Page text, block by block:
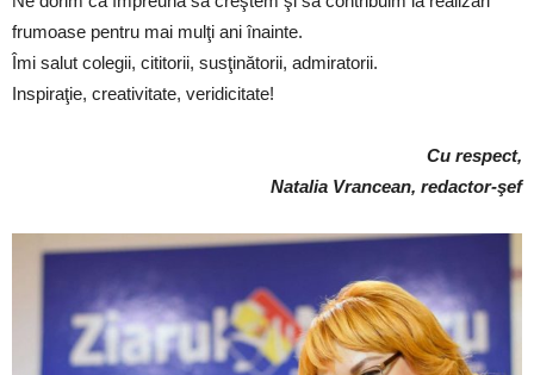
frumoase pentru mai mulţi ani înainte.
Îmi salut colegii, cititorii, susţinătorii, admiratorii.
Inspiraţie, creativitate, veridicitate!
Cu respect,
Natalia Vrancean, redactor-şef